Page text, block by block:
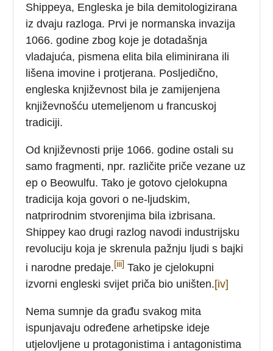
Shippeya, Engleska je bila demitologizirana
iz dvaju razloga. Prvi je normanska invazija
1066. godine zbog koje je dotadašnja
vladajuća, pismena elita bila eliminirana ili
lišena imovine i protjerana. Posljedično,
engleska književnost bila je zamijenjena
književnošću utemeljenom u francuskoj
tradiciji.
Od književnosti prije 1066. godine ostali su
samo fragmenti, npr. različite priče vezane uz
ep o Beowulfu. Tako je gotovo cjelokupna
tradicija koja govori o ne-ljudskim,
natprirodnim stvorenjima bila izbrisana.
Shippey kao drugi razlog navodi industrijsku
revoluciju koja je skrenula pažnju ljudi s bajki
i narodne predaje.[iii] Tako je cjelokupni
izvorni engleski svijet priča bio uništen.[iv]
Nema sumnje da građu svakog mita
ispunjavaju određene arhetipske ideje
utjelovljene u protagonistima i antagonistima